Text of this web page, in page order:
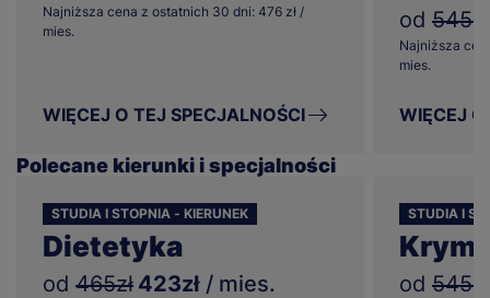
Najniższa cena z ostatnich 30 dni: 476 zł /
mies.
WIĘCEJ O TEJ SPECJALNOŚCI
od 545zł
Najniższa
mies.
WIĘCEJ
Polecane kierunki i specjalności
STUDIA I STOPNIA - KIERUNEK
Dietetyka
od 465zł 423zł / mies.
STUDIA I
od 545zł